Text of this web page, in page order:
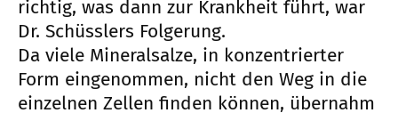
richtig, was dann zur Krankheit führt, war
Dr. Schüsslers Folgerung.
Da viele Mineralsalze, in konzentrierter
Form eingenommen, nicht den Weg in die
einzelnen Zellen finden können, übernahm